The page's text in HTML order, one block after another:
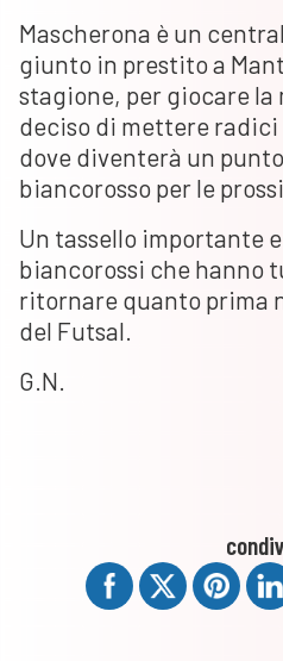
Mascherona è un
giunto in prestito a
stagione, per giocare la
deciso di mettere radici
dove diventerà un
biancorosso per le
Un tassello importante
biancorossi che hanno
ritornare quanto prima
del Futsal.
G.N.